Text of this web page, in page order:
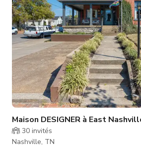
Maison DESIGNER à East
30 invités
Nashville, TN